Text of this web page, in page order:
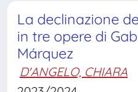
La declinazione
in tre opere di
Márquez
D'ANGELO, CHIARA